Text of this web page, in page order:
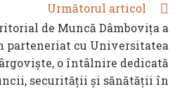
Următorul articol
de Muncă Dâmbovița a
parteneriat cu Universitatea
o întâlnire dedicată
securității și sănătății în